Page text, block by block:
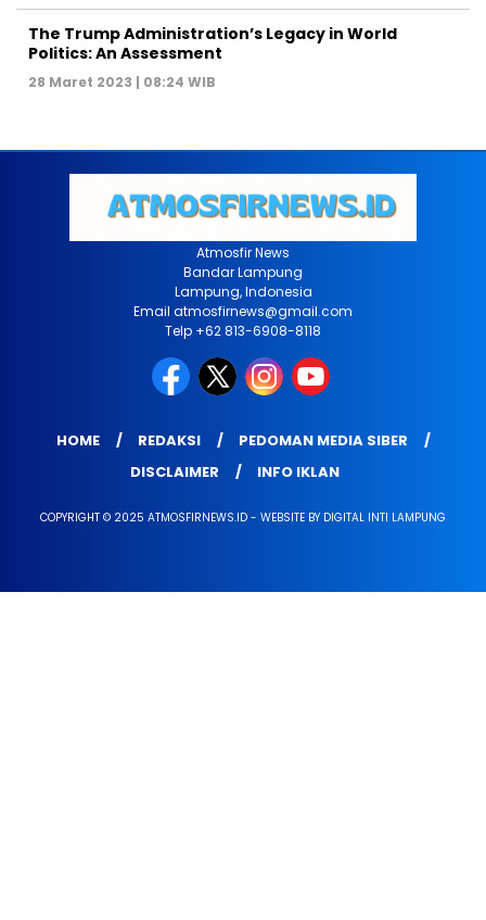
The Trump Administration’s Legacy in World
Politics: An Assessment
28 Maret 2023 | 08:24 WIB
Atmosfir News
Bandar Lampung
Lampung, Indonesia
Email atmosfirnews@gmail.com
Telp +62 813-6908-8118
HOME REDAKSI
PEDOMAN MEDIA SIBER
DISCLAIMER
INFO IKLAN
COPYRIGHT © 2025 ATMOSFIRNEWS.ID - WEBSITE BY DIGITAL INTI LAMPUNG